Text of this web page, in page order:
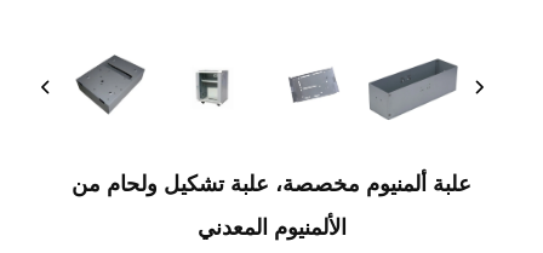
علبة ألمنيوم مخصصة، علبة تشكيل ولحام من
الألمنيوم المعدني